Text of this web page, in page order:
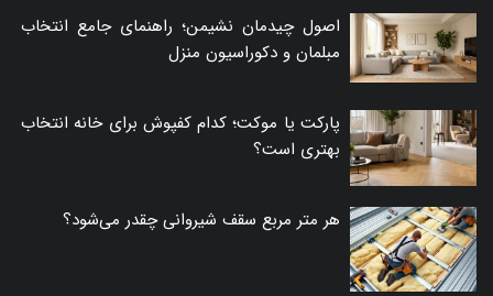
اصول چیدمان نشیمن؛ راهنمای جامع انتخاب
مبلمان و دکوراسیون منزل
پارکت یا موکت؛ کدام کفپوش برای خانه انتخاب
بهتری است؟
هر متر مربع سقف شیروانی چقدر می‌شود؟